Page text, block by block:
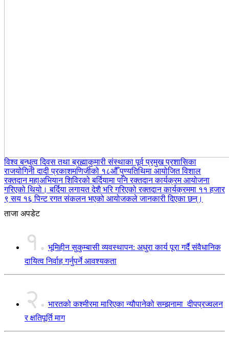
विश्व बन्धुत्व दिवस तथा ब्रह्माकुमारी संस्थाका पूर्व प्रमुख प्रशासिका
राजयोगिनी दादी प्रकाशमणिजीको १८औँ पुण्यतिथिमा आयोजित विशाल
रक्तदान महाअभियान शिविरको बर्दियामा पनि रक्तदान कार्यक्रम आयोजना
गरिएको थियो। बर्दिया लगायत देशै भरि गरिएको रक्तदान कार्यक्रममा ११ हजार
९ सय १६ पिन्ट रगत संकलन भएको आयोजकले जानकारी दिएका छन्।
ताजा अपडेट
१. भूमिहीन सुकुम्बासी व्यवस्थापन: अधुरा कार्य पूरा गर्दै संवैधानिक
दायित्व निर्वाह गर्नुपर्ने आवश्यकता
२. भारतको कश्मीरमा मारिएका न्यौपानेको सम्झनामा दीपप्रज्वलन
र क्षतिपूर्ति माग